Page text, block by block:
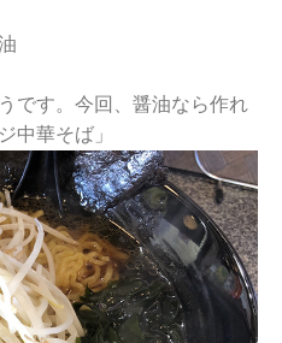
です。今回、醤油なら作れ
中華そば」